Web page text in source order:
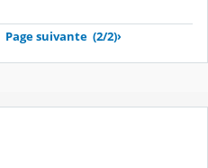
Page suivante (2/2)›